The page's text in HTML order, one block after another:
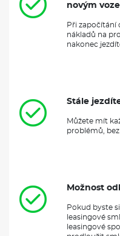
novým
Při započítání
nákladů na
nakonec
Stále
Můžete mít
problémů,
Možnost
Pokud byste
leasingové
leasingové